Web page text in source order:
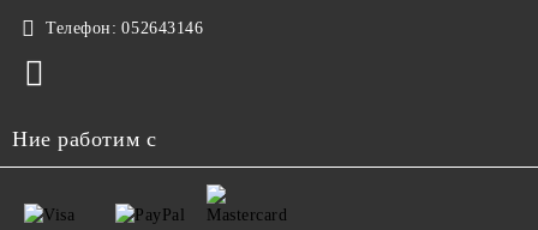
Телефон: 052643146
Ние работим с